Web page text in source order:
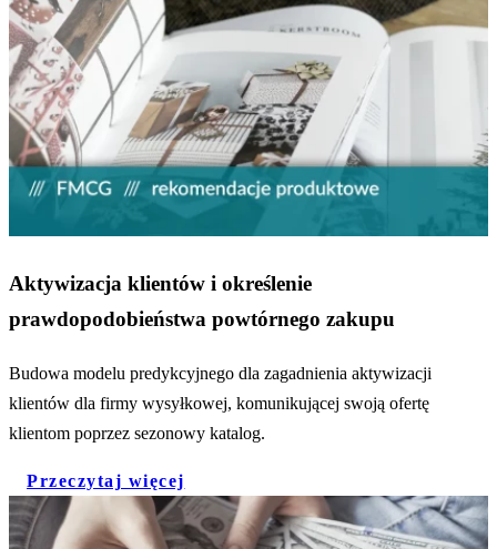
Aktywizacja klientów i określenie
prawdopodobieństwa powtórnego zakupu
Budowa modelu predykcyjnego dla zagadnienia aktywizacji
klientów dla firmy wysyłkowej, komunikującej swoją ofertę
klientom poprzez sezonowy katalog.
Przeczytaj więcej